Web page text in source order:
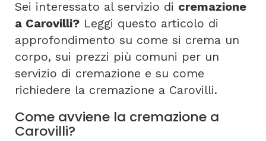
Sei interessato al servizio di cremazione
a Carovilli? Leggi questo articolo di
approfondimento su come si crema un
corpo, sui prezzi più comuni per un
servizio di cremazione e su come
richiedere la cremazione a Carovilli.
Come avviene la cremazione a
Carovilli?